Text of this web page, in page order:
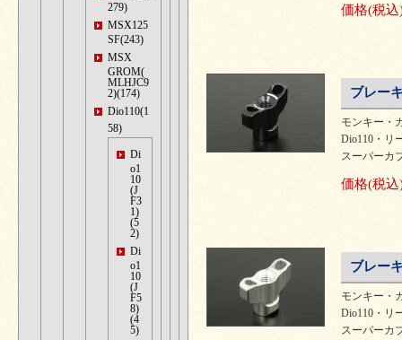
279)
MSX125
SF(243)
MSX
GROM(
MLHJC9
2)(174)
Dio110(1
58)
Di
o1
10
(J
F3
1)
(5
2)
Di
o1
10
(J
F5
8)
(4
5)
価格(税込
ブレー
モンキー・
Dio110・リ
スーパーカ
価格(税込
ブレー
モンキー・
Dio110・リ
スーパーカ